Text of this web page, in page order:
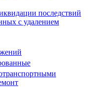
последствий
с удалением